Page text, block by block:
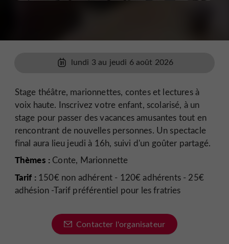
lundi 3 au jeudi 6 août 2026
Stage théâtre, marionnettes, contes et lectures à
voix haute. Inscrivez votre enfant, scolarisé, à un
stage pour passer des vacances amusantes tout en
rencontrant de nouvelles personnes. Un spectacle
final aura lieu jeudi à 16h, suivi d'un goûter partagé.
Thèmes : Conte, Marionnette
Tarif :150€ non adhérent - 120€ adhérents - 25€
adhésion -Tarif préférentiel pour les fratries
Contacter l'organisateur